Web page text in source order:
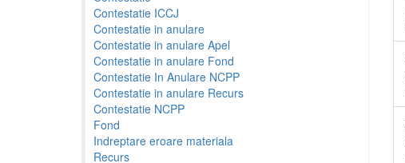
Contestatie ICCJ
Contestatie in anulare
Contestatie in anulare Apel
Contestatie in anulare Fond
Contestatie In Anulare NCPP
Contestatie in anulare Recurs
Contestatie NCPP
Fond
Indreptare eroare materiala
Recurs